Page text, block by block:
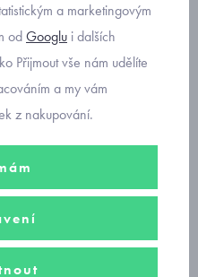
dívky
006207-8510
a marketingovým
odGooglu i dalších
Přijmout vše nám udělíte
a my vám
z nakupování.